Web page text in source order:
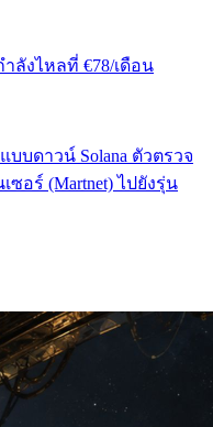
าลังไหลที่ €78/เดือน
บบดาวน์ Solana ตัวตรวจ
อร์ (Martnet) ไปยังรุ่น